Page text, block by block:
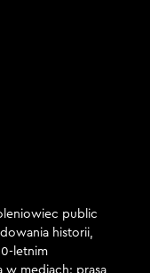
słowa były jak
żeby zrozumiał,
że nie chciał,
nie zostało. A
zostało? Nie
kazał nam
że taka jest wola
public
historii,
letnim
w mediach: prasa,